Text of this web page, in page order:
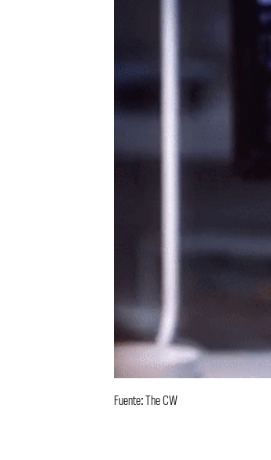
Fuente: The CW